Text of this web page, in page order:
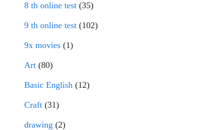
8 th online test (35)
9 th online test (102)
9x movies (1)
Art (80)
Basic English (12)
Craft (31)
drawing (2)